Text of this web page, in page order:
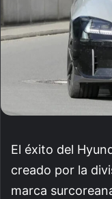
El éxito del
creado por la
marca